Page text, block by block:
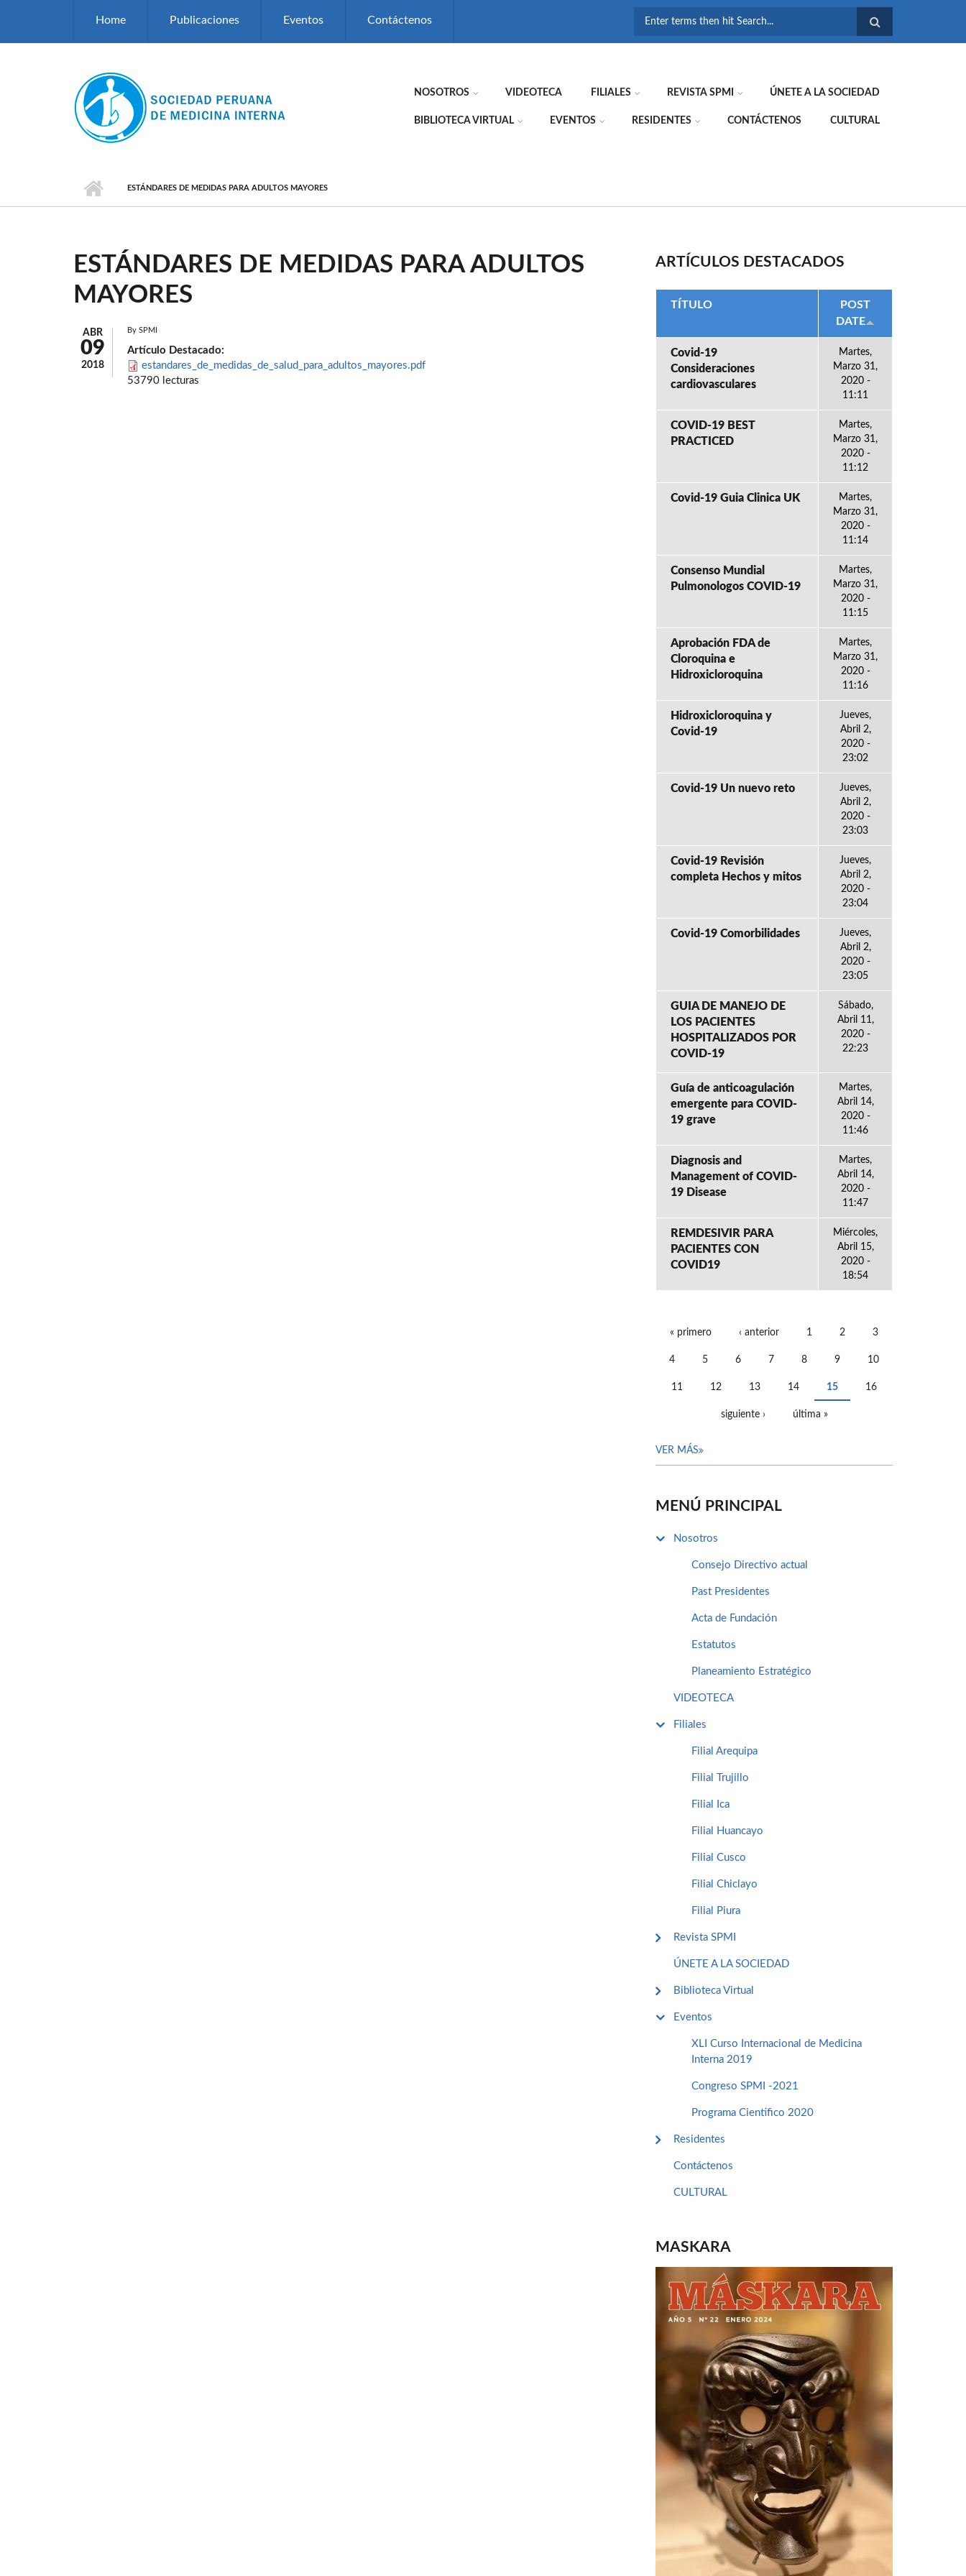
Home Publicaciones Eventos Contáctenos
NOSOTROS VIDEOTECA FILIALES REVISTA SPMI ÚNETE A LA SOCIEDAD
BIBLIOTECA VIRTUAL EVENTOS RESIDENTES CONTÁCTENOS CULTURAL
ESTÁNDARES DE MEDIDAS PARA ADULTOS MAYORES
ESTÁNDARES DE MEDIDAS PARA ADULTOS
MAYORES
ABR
09
2018
By SPMI
Artículo Destacado:
estandares_de_medidas_de_salud_para_adultos_mayores.pdf
53790 lecturas
ARTÍCULOS DESTACADOS
TÍTULO
POST
DATE
Covid-19
Consideraciones
cardiovasculares
Martes,
Marzo 31,
2020 -
11:11
COVID-19 BEST
PRACTICED
Martes,
Marzo 31,
2020 -
11:12
Covid-19 Guia Clinica UK
Martes,
Marzo 31,
2020 -
11:14
Consenso Mundial
Pulmonologos COVID-19
Martes,
Marzo 31,
2020 -
11:15
Aprobación FDA de
Cloroquina e
Hidroxicloroquina
Martes,
Marzo 31,
2020 -
11:16
Hidroxicloroquina y
Covid-19
Jueves,
Abril 2,
2020 -
23:02
Covid-19 Un nuevo reto
Jueves,
Abril 2,
2020 -
23:03
Covid-19 Revisión
completa Hechos y mitos
Jueves,
Abril 2,
2020 -
23:04
Covid-19 Comorbilidades
Jueves,
Abril 2,
2020 -
23:05
GUIA DE MANEJO DE
LOS PACIENTES
HOSPITALIZADOS POR
COVID-19
Sábado,
Abril 11,
2020 -
22:23
Guía de anticoagulación
emergente para COVID-
19 grave
Martes,
Abril 14,
2020 -
11:46
Diagnosis and
Management of COVID-
19 Disease
Martes,
Abril 14,
2020 -
11:47
REMDESIVIR PARA
PACIENTES CON
COVID19
Miércoles,
Abril 15,
2020 -
18:54
« primero ‹ anterior 1 2 3
4 5 6 7 8 9 10
11 12 13 14 15 16
siguiente › última »
VER MÁS
MENÚ PRINCIPAL
Nosotros
Consejo Directivo actual
Past Presidentes
Acta de Fundación
Estatutos
Planeamiento Estratégico
VIDEOTECA
Filiales
Filial Arequipa
Filial Trujillo
Filial Ica
Filial Huancayo
Filial Cusco
Filial Chiclayo
Filial Piura
Revista SPMI
ÚNETE A LA SOCIEDAD
Biblioteca Virtual
Eventos
XLI Curso Internacional de Medicina
Interna 2019
Congreso SPMI -2021
Programa Cientifico 2020
Residentes
Contáctenos
CULTURAL
MASKARA